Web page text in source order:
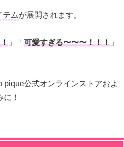
テムが展開されます。
」「 可愛すぎる〜〜〜！！！ 」
pique公式オンラインストアおよ
！